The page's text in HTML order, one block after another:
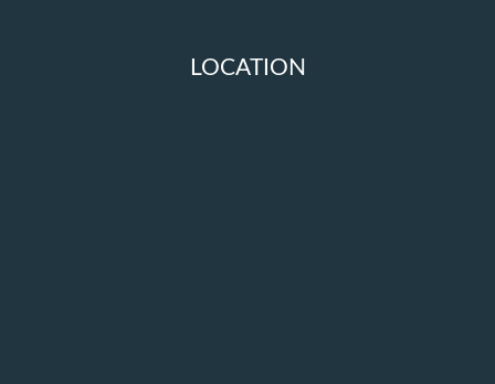
LOCATION